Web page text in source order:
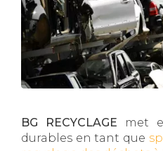
BG RECYCLAGE met
durables en tant que